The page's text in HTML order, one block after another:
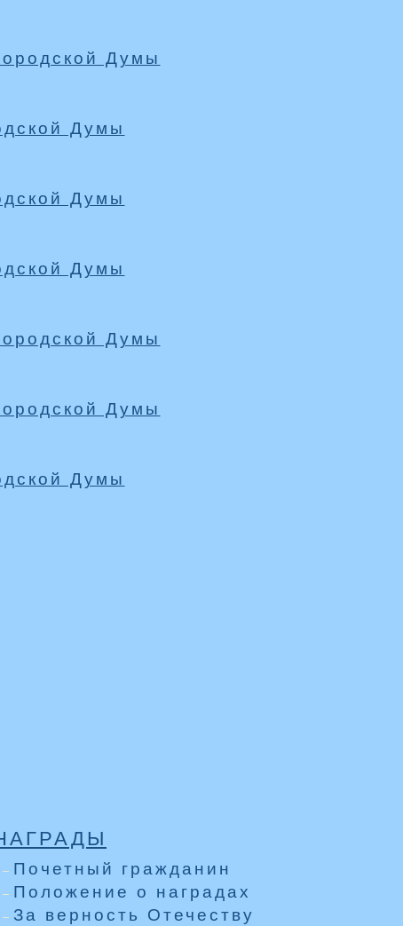
Думы
Думы
Думы
Думы
Думы
Думы
Думы
Почетный гражданин
Положение о наградах
За верность Отечеству